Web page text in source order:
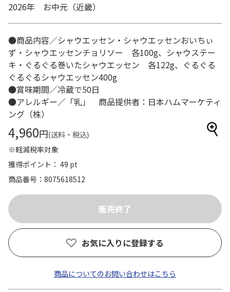
2026年 お中元（近畿）
●商品内容／シャウエッセン・シャウエッセンおいちぃ
ず・シャウエッセンチョリソー 各100g、シャウステー
キ・ぐるぐる巻いたシャウエッセン 各122g、ぐるぐる
ぐるぐるシャウエッセン400g
●賞味期間／冷蔵で50日
●アレルギー／「乳」 商品提供者：日本ハムマーケティ
ング（株）
4,960円(送料・税込)
※軽減税率対象
獲得ポイント： 49 pt
商品番号
8075618512
お気に入りに登録する
商品についてのお問い合わせはこちら